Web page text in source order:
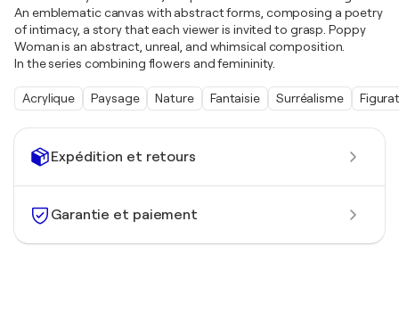
Expédition et retours
Garantie et paiement
An emblematic canvas with abstract forms, composing a poetry
of intimacy, a story that each viewer is invited to grasp. Poppy
Woman is an abstract, unreal, and whimsical composition.
In the series combining flowers and femininity.
Acrylique Paysage Nature Fantaisie Surréalisme